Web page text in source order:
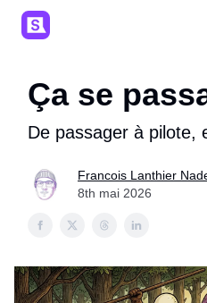
Ça se
De passager à pilote,
Francois Lanthier
8th mai 2026